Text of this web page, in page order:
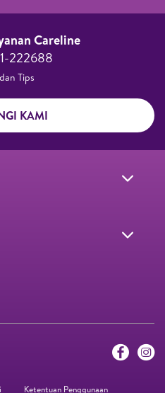
Careline​
222688​
Tips
KAMI
Ketentuan Penggunaan